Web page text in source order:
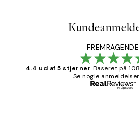
FREMRAGENDE
4.4 ud af 5 stjerner Baseret på
Se nogle